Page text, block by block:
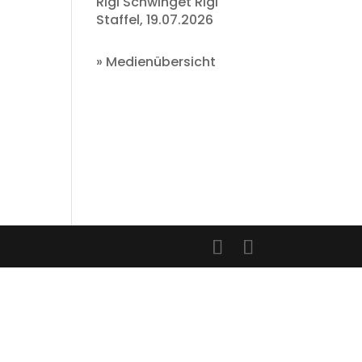
Staffel, 19.07.2026
» Medienübersicht